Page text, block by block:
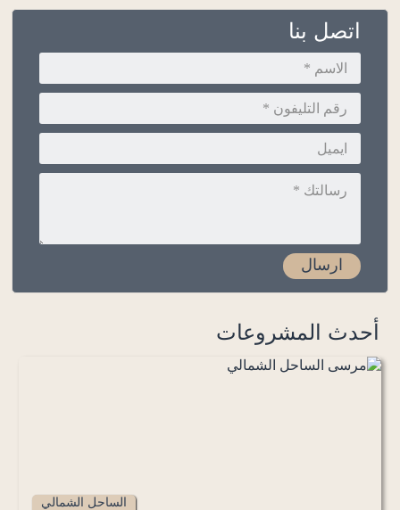
اتصل بنا
أحدث المشروعات
الساحل الشمالي